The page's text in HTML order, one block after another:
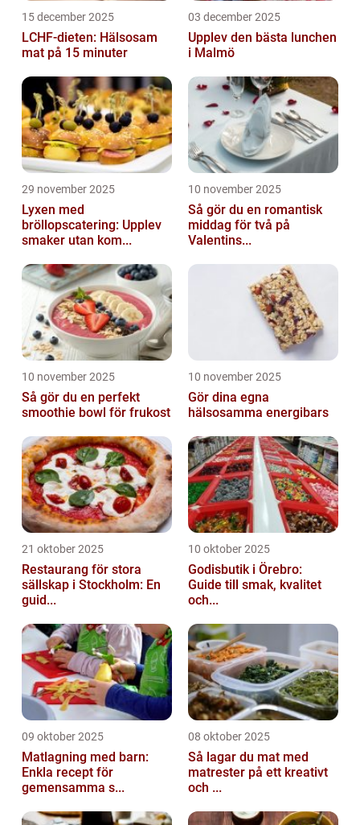
15 december 2025
LCHF-dieten: Hälsosam
mat på 15 minuter
03 december 2025
Upplev den bästa lunchen
i Malmö
29 november 2025
Lyxen med
bröllopscatering: Upplev
smaker utan kom...
10 november 2025
Så gör du en romantisk
middag för två på
Valentins...
10 november 2025
Så gör du en perfekt
smoothie bowl för frukost
10 november 2025
Gör dina egna
hälsosamma energibars
21 oktober 2025
Restaurang för stora
sällskap i Stockholm: En
guid...
10 oktober 2025
Godisbutik i Örebro:
Guide till smak, kvalitet
och...
09 oktober 2025
Matlagning med barn:
Enkla recept för
gemensamma s...
08 oktober 2025
Så lagar du mat med
matrester på ett kreativt
och ...